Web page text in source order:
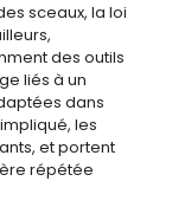
sceaux, la loi
des outils
liés à un
dans
les
et portent
répétée